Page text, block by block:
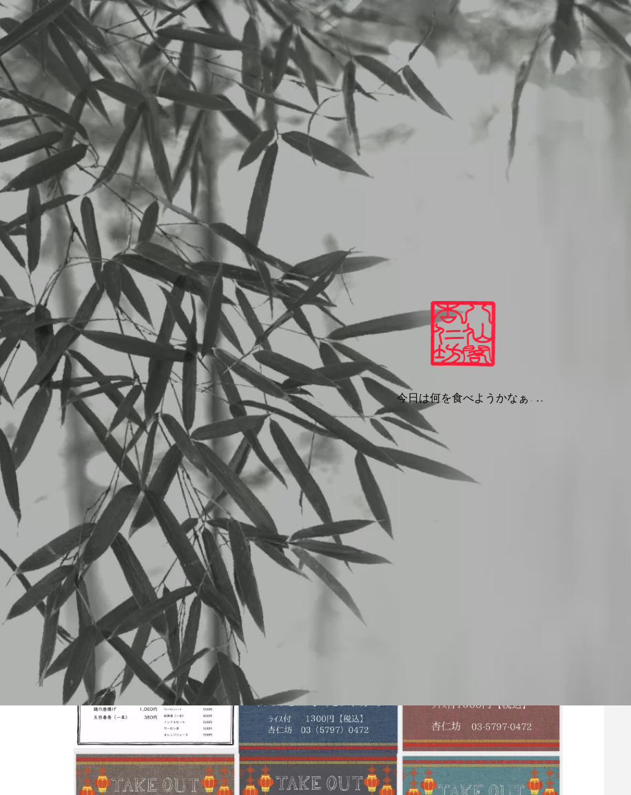
二子玉川 中華料理 杏仁坊 LUNCHメニュー
2026
01 19
LUNCHメニュー
2026/01/19から01/24のランチメニュー
八仙閣杏仁坊では、今週も午後のパフォーマンスを上げる中華ランチをご用意していま
す。